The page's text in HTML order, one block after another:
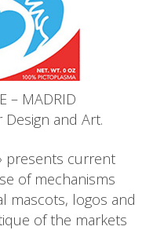
– MADRID
and Art.
presents current
of mechanisms
mascots, logos and
of the markets